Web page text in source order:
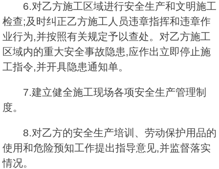
6.对乙方施工区域进行安全生产和文明施工
检查;及时纠正乙方施工人员违章指挥和违章作
业行为,并按照有关规定予以查处。对乙方施工
区域内的重大安全事故隐患,应作出立即停止施
工指令,并开具隐患通知单。
7.建立健全施工现场各项安全生产管理制
度。
8.对乙方的安全生产培训、劳动保护用品的
使用和危险预知工作提出指导意见,并监督落实
情况。